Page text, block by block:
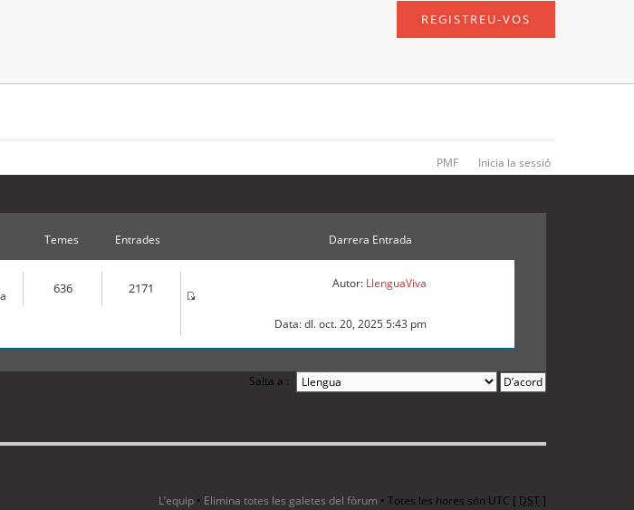
REGISTREU-VOS
PMF Inicia la sessió
Temes Entrades Darrera Entrada
636 2171 Autor: LlenguaViva
Data: dl. oct. 20, 2025 5:43 pm
Salta a :
L’equip • Elimina totes les galetes del fòrum • Totes les hores són UTC [ DST]